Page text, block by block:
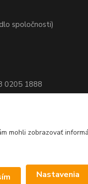
spoločnosti)
0205 1888
mohli zobrazovať
Nastavenia